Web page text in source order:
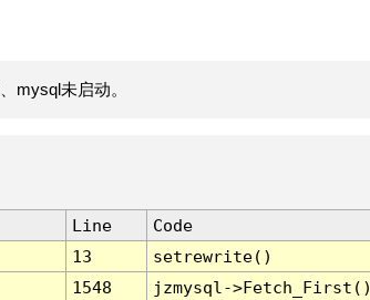
mysql未启动。
Line
Code
13
setrewrite()
1548
jzmysql-